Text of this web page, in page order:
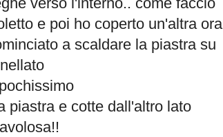
e poi ho coperto un'altra ora
a scaldare la piastra su
piastra e cotte dall'altro lato